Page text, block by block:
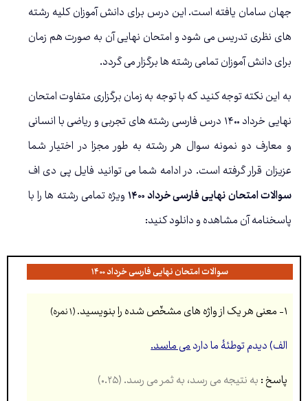
جهان سامان یافته است. این درس برای دانش آموزان کلیه رشته
های نظری تدریس می شود و امتحان نهایی آن به صورت هم زمان
برای دانش آموزان تمامی رشته ها برگزار می گردد.
به این نکته توجه کنید که با توجه به زمان برگزاری متفاوت امتحان
نهایی خرداد ۱۴۰۰ درس فارسی رشته های تجربی و ریاضی با انسانی
و معارف دو نمونه سوال هر رشته به طور مجزا در اختیار شما
عزیزان قرار گرفته است. در ادامه شما می توانید فایل پی دی اف
سوالات امتحان نهایی فارسی خرداد ۱۴۰۰
ویژه تمامی رشته ها را با
پاسخنامه آن مشاهده و دانلود کنید:
سوالات امتحان نهایی فارسی خرداد ۱۴۰۰
۱- معنی هر یک از واژه های مشخّص شده را بنویسید. (۱ نمره)
الف) دیدم توطئۀ ما داردمی ماسد.
پاسخ :به نتیجه می رسد، به ثمر می رسد. (۰.۲۵)